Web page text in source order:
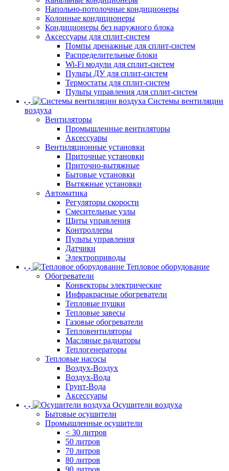
Напольно-потолочные кондиционеры
Колонные кондиционеры
Кондиционеры без наружного блока
Аксессуары для сплит-систем
Помпы дренажные для сплит-систем
Распределительные блоки
Wi-Fi модули для сплит-систем
Пульты ДУ для сплит-систем
Термостаты для сплит-систем
Пульты управления для сплит-систем
Системы вентиляции
воздуха
Вентиляторы
Промышленные вентиляторы
Аксессуары
Вентиляционные установки
Приточные установки
Приточно-вытяжные
Бытовые установки
Вытяжные установки
Автоматика
Регуляторы скорости
Смесительные узлы
Щиты управления
Контроллеры
Пульты управления
Датчики
Электроприводы
Тепловое оборудование
Обогреватели
Конвекторы электрические
Инфракрасные обогреватели
Тепловые пушки
Тепловые завесы
Газовые обогреватели
Тепловентиляторы
Масляные радиаторы
Теплогенераторы
Тепловые насосы
Воздух-Воздух
Воздух-Вода
Грунт-Вода
Аксессуары
Осушители воздуха
Бытовые осушители
Промышленные осушители
< 30 литров
50 литров
70 литров
80 литров
90 литров